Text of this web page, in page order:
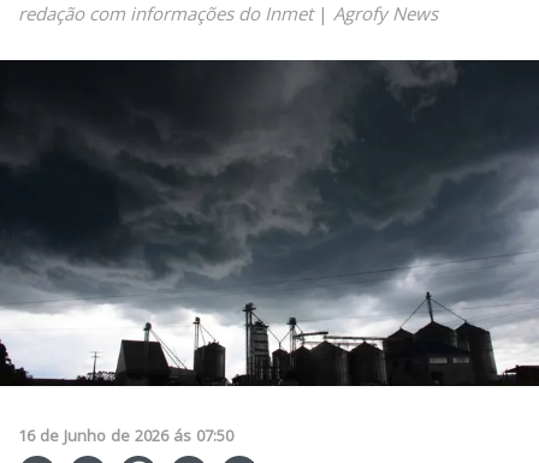
redação com informações do Inmet| Agrofy News
16 de Junho de 2026 ás 07:50